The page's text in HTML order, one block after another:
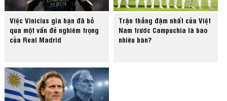
Việc Vinicius gia hạn đã bỏ
qua một vấn đề nghiêm trọng
của Real Madrid
Trận thắng đậm nhất của Việt
Nam trước Campuchia là bao
nhiêu bàn?